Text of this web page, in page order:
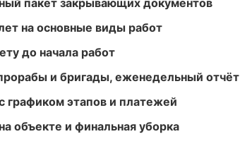
пакет закрывающих документов
на основные виды работ
до начала работ
и бригады, еженедельный отчёт
графиком этапов и платежей
объекте и финальная уборка